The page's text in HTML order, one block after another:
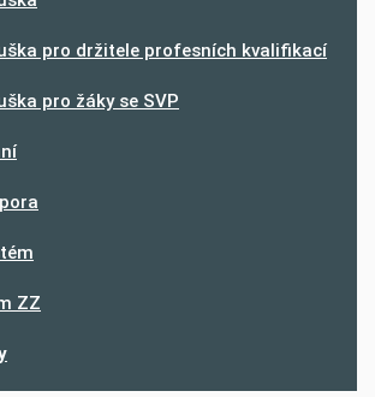
pro držitele profesních kvalifikací
pro žáky se SVP
ZZ